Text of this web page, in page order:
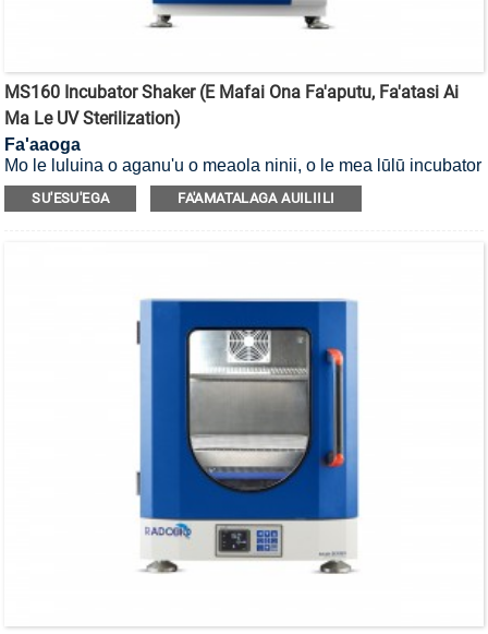
MS160 Incubator Shaker (E Mafai Ona Fa'aputu, Fa'atasi Ai
Ma Le UV Sterilization)
Fa'aaoga
Mo le luluina o aganu'u o meaola ninii, o le mea lūlū incubator
e mafai ona fa'amamāina i le UV.
SU'ESU'EGA FA'AMATALAGA AUILIILI